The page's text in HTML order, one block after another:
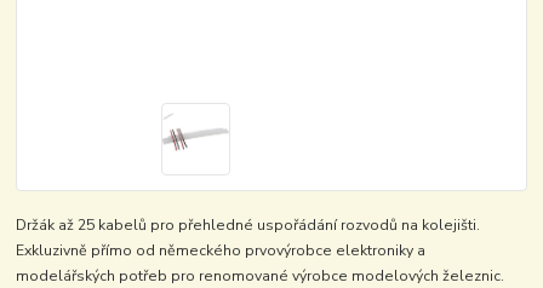
Držák až 25 kabelů pro přehledné uspořádání rozvodů na kolejišti.
Exkluzivně přímo od německého prvovýrobce elektroniky a
modelářských potřeb pro renomované výrobce modelových železnic.